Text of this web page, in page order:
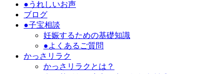
●うれしいお声
ブログ
●子宝相談
妊娠するための基礎知識
●よくあるご質問
かっさリラク
かっさリラクとは？